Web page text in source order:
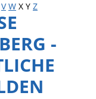
V W X Y Z
-